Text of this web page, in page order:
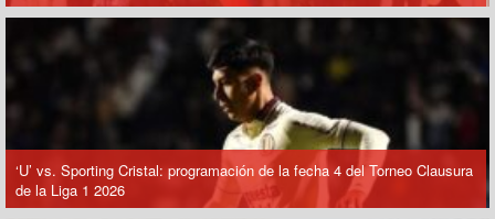
‘U’ vs. Sporting Cristal: programación de la fecha 4 del Torneo Clausura
de la Liga 1 2026